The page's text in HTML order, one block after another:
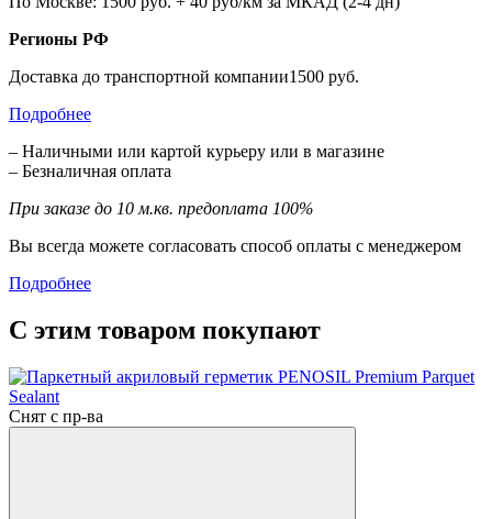
Регионы РФ
Доставка до транспортной компании1500 руб.
Подробнее
– Наличными или картой курьеру или в магазине
– Безналичная оплата
При заказе до 10 м.кв. предоплата 100%
Вы всегда можете согласовать способ оплаты с менеджером
Подробнее
С этим товаром покупают
Снят с пр-ва